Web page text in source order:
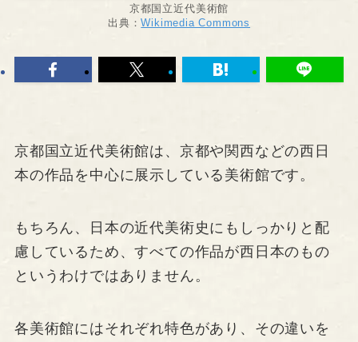
京都国立近代美術館
出典：Wikimedia Commons
京都国立近代美術館は、京都や関西などの西日
本の作品を中心に展示している美術館です。
もちろん、日本の近代美術史にもしっかりと配
慮しているため、すべての作品が西日本のもの
というわけではありません。
各美術館にはそれぞれ特色があり、その違いを